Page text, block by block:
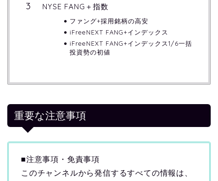
NYSE FANG＋指数
ファング+採用銘柄の高安
iFreeNEXT FANG+インデックス
iFreeNEXT FANG+インデックス1/6一括
投資勢の初値
重要な注意事項
■注意事項・免責事項
このチャンネルから発信するすべての情報は、